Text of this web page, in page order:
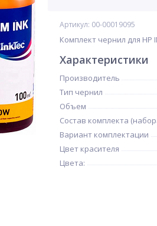
Артикул: 00-00019095
Комплект чернил для HP
Характеристики
Производитель
Тип чернил
Объем
Состав комплекта
Вариант комплектации
Цвет красителя
Цвета: